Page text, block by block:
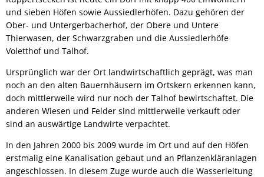
und sieben Höfen sowie Aussiedlerhöfen. Dazu gehören der
Ober- und Untergerbacherhof, der Obere und Untere
Thierwasen, der Schwarzgraben und die Aussiedlerhöfe
Voletthof und Talhof.
Ursprünglich war der Ort landwirtschaftlich geprägt, was man
noch an den alten Bauernhäusern im Ortskern erkennen kann,
doch mittlerweile wird nur noch der Talhof bewirtschaftet. Die
anderen Wiesen und Felder sind mittlerweile verkauft oder
sind an auswärtige Landwirte verpachtet.
In den Jahren 2000 bis 2009 wurde im Ort und auf den Höfen
erstmalig eine Kanalisation gebaut und an Pflanzenkläranlagen
angeschlossen. In diesem Zuge wurde auch die Wasserleitung